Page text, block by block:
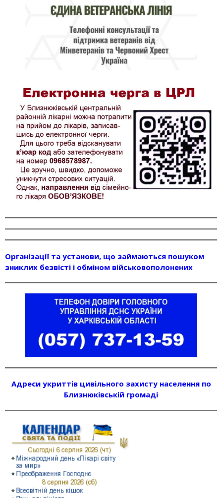
Організації та установи, що займаються пошуком
зниклих безвісті і обміном військовополонених
Адреси укриттів цивільного захисту населення по
Близнюківській громаді